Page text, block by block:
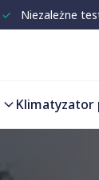
✓ Niezależne
Klimatyzator